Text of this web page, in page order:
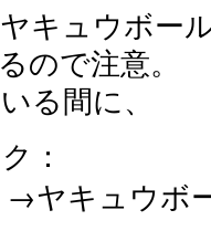
キュウボー
ので注意。
る間に、
：
→ヤキュウボ